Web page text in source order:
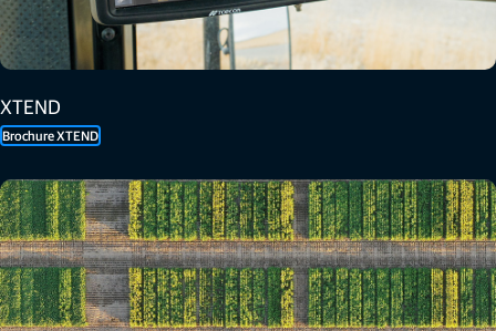
XTEND
Brochure XTEND